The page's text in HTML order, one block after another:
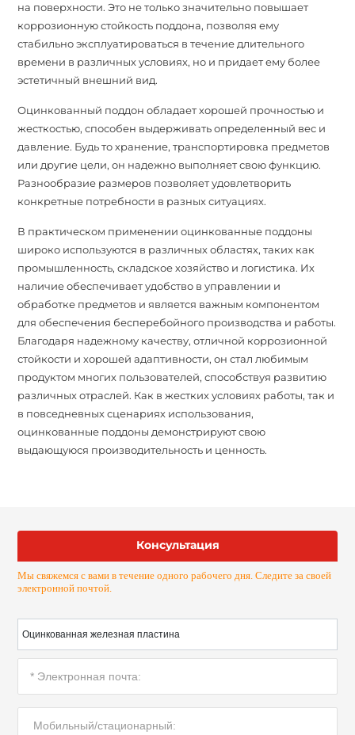
на поверхности. Это не только значительно повышает
коррозионную стойкость поддона, позволяя ему
стабильно эксплуатироваться в течение длительного
времени в различных условиях, но и придает ему более
эстетичный внешний вид.
Оцинкованный поддон обладает хорошей прочностью и
жесткостью, способен выдерживать определенный вес и
давление. Будь то хранение, транспортировка предметов
или другие цели, он надежно выполняет свою функцию.
Разнообразие размеров позволяет удовлетворить
конкретные потребности в разных ситуациях.
В практическом применении оцинкованные поддоны
широко используются в различных областях, таких как
промышленность, складское хозяйство и логистика. Их
наличие обеспечивает удобство в управлении и
обработке предметов и является важным компонентом
для обеспечения бесперебойного производства и работы.
Благодаря надежному качеству, отличной коррозионной
стойкости и хорошей адаптивности, он стал любимым
продуктом многих пользователей, способствуя развитию
различных отраслей. Как в жестких условиях работы, так и
в повседневных сценариях использования,
оцинкованные поддоны демонстрируют свою
выдающуюся производительность и ценность.
Консультация
Мы свяжемся с вами в течение одного рабочего дня. Следите за своей
электронной почтой.
Оцинкованная железная пластина